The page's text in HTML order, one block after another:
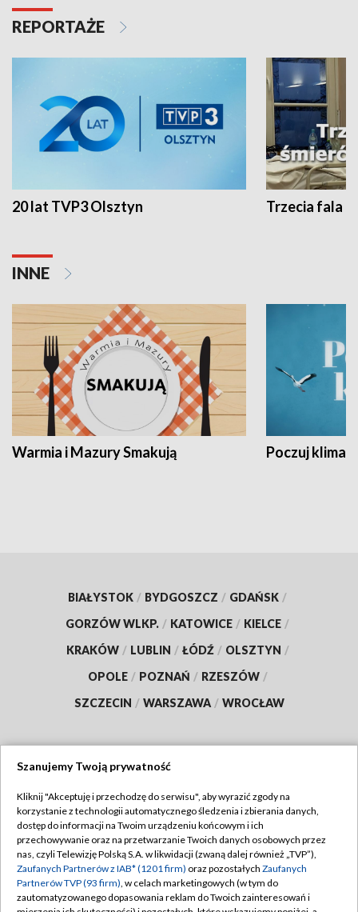
REPORTAŻE
20 lat TVP3 Olsztyn Trzecia fala -
INNE
Warmia i Mazury Smakują Poczuj klimat
BIAŁYSTOK / BYDGOSZCZ / GDAŃSK /
GORZÓW WLKP. / KATOWICE / KIELCE /
KRAKÓW / LUBLIN / ŁÓDŹ / OLSZTYN /
OPOLE / POZNAŃ / RZESZÓW /
SZCZECIN / WARSZAWA / WROCŁAW
TVP
Abonament TVP
Emisja w TVP
Centrum informacji TVP
Regulamin TVP
Polityka prywatności
Moje zgody
Szanujemy Twoją prywatność
Kliknij "Akceptuję i przechodzę do serwisu", aby wyrazić zgody na
korzystanie z technologii automatycznego śledzenia i zbierania danych,
dostęp do informacji na Twoim urządzeniu końcowym i ich
przechowywanie oraz na przetwarzanie Twoich danych osobowych przez
nas, czyli Telewizję Polską S.A. w likwidacji (zwaną dalej również „TVP”),
Zaufanych Partnerów z IAB* (1201 firm) oraz pozostałych Zaufanych
Partnerów TVP (93 firm), w celach marketingowych (w tym do
zautomatyzowanego dopasowania reklam do Twoich zainteresowań i